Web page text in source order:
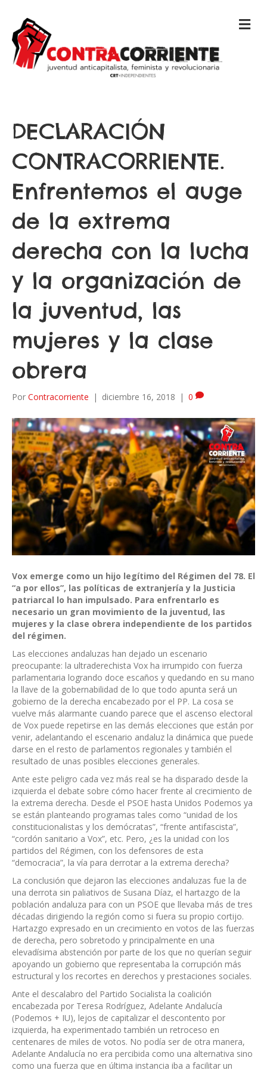
M
E
DECLARACIÓN
CONTRACORRIENTE.
Enfrentemos el auge
de la extrema
derecha con la lucha
y la organización de
la juventud, las
mujeres y la clase
obrera
Por Contracorriente | diciembre 16, 2018 | 0
Vox emerge como un hijo legítimo del Régimen del 78. El
“a por ellos”, las políticas de extranjería y la Justicia
patriarcal lo han impulsado. Para enfrentarlo es
necesario un gran movimiento de la juventud, las
mujeres y la clase obrera independiente de los partidos
del régimen.
Las elecciones andaluzas han dejado un escenario
preocupante: la ultraderechista Vox ha irrumpido con fuerza
parlamentaria logrando doce escaños y quedando en su mano
la llave de la gobernabilidad de lo que todo apunta será un
gobierno de la derecha encabezado por el PP. La cosa se
vuelve más alarmante cuando parece que el ascenso electoral
de Vox puede repetirse en las demás elecciones que están por
venir, adelantando el escenario andaluz la dinámica que puede
darse en el resto de parlamentos regionales y también el
resultado de unas posibles elecciones generales.
Ante este peligro cada vez más real se ha disparado desde la
izquierda el debate sobre cómo hacer frente al crecimiento de
la extrema derecha. Desde el PSOE hasta Unidos Podemos ya
se están planteando programas tales como “unidad de los
constitucionalistas y los demócratas”, “frente antifascista”,
“cordón sanitario a Vox”, etc. Pero, ¿es la unidad con los
partidos del Régimen, con los defensores de esta
“democracia”, la vía para derrotar a la extrema derecha?
La conclusión que dejaron las elecciones andaluzas fue la de
una derrota sin paliativos de Susana Díaz, el hartazgo de la
población andaluza para con un PSOE que llevaba más de tres
décadas dirigiendo la región como si fuera su propio cortijo.
Hartazgo expresado en un crecimiento en votos de las fuerzas
de derecha, pero sobretodo y principalmente en una
elevadísima abstención por parte de los que no querían seguir
apoyando un gobierno que representaba la corrupción más
estructural y los recortes en derechos y prestaciones sociales.
Ante el descalabro del Partido Socialista la coalición
encabezada por Teresa Rodríguez, Adelante Andalucía
(Podemos + IU), lejos de capitalizar el descontento por
izquierda, ha experimentado también un retroceso en
centenares de miles de votos. No podía ser de otra manera,
Adelante Andalucía no era percibida como una alternativa sino
como una fuerza que en última instancia iba a facilitar un